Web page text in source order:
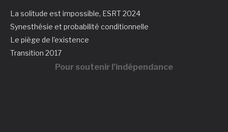
La solitude est impossible, ESRT 2024
Synesthésie et probabilité conditionnelle
Le piège de l'existence
Transition 2017
Pour soutenir l'indépendance